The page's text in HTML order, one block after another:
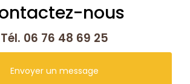
nous
Tél. 06 76 48 69 25
Envoyer un message